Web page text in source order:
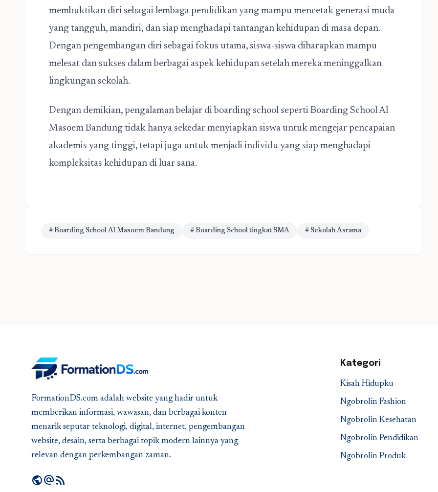
membuktikan diri sebagai lembaga pendidikan yang mampu mencetak generasi muda
yang tangguh, mandiri, dan siap menghadapi tantangan kehidupan di masa depan.
Dengan pengembangan diri sebagai fokus utama, siswa-siswa diharapkan mampu
melesat dan sukses dalam berbagai aspek kehidupan setelah mereka meninggalkan
lingkungan sekolah.
Dengan demikian, pengalaman belajar di boarding school seperti Boarding School Al
Masoem Bandung tidak hanya sekedar menyiapkan siswa untuk mengejar pencapaian
akademis yang tinggi, tetapi juga untuk menjadi individu yang siap menghadapi
kompleksitas kehidupan di luar sana.
# Boarding School Al Masoem Bandung # Boarding School tingkat SMA # Sekolah Asrama
FormationDS.com adalah website yang hadir untuk
memberikan informasi, wawasan, dan berbagai konten
menarik seputar teknologi, digital, internet, pengembangan
website, desain, serta berbagai topik modern lainnya yang
relevan dengan perkembangan zaman.
publicalternate_emailrss_feed
Kategori
Kisah Hidupku
Ngobrolin Fashion
Ngobrolin Kesehatan
Ngobrolin Pendidikan
Ngobrolin Produk